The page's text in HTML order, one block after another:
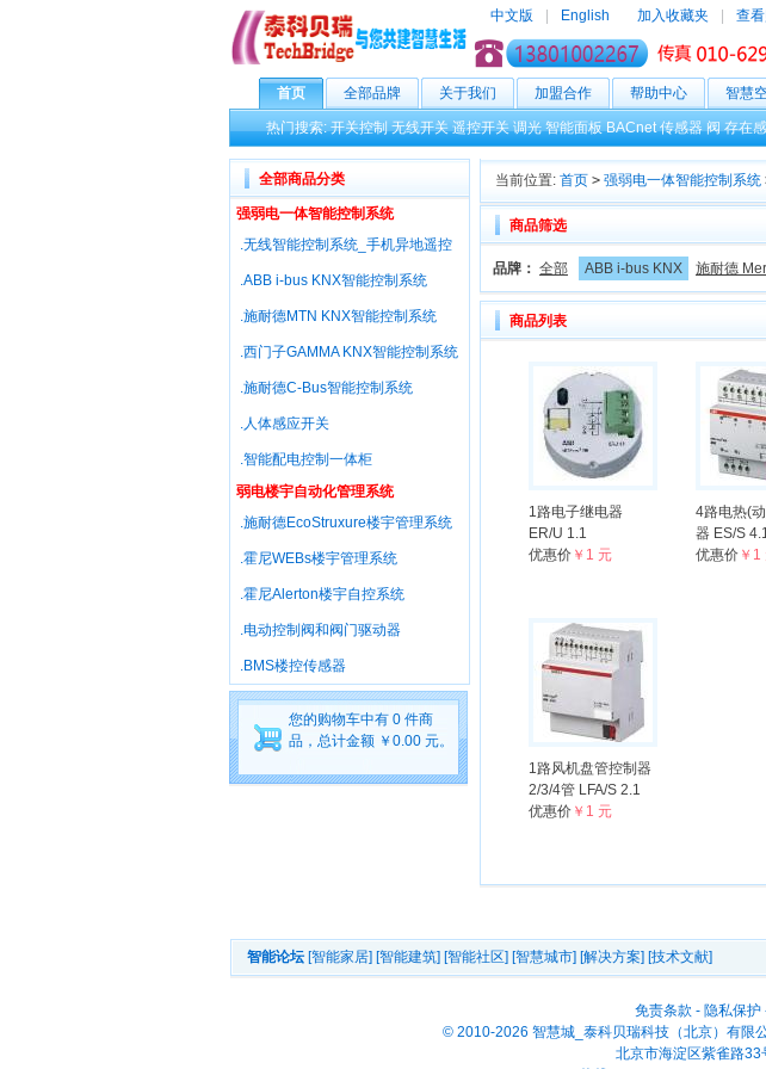
中文版 English 加入收藏夹 查
首页 全部品牌 关于我们 加盟合作 帮助中心 智慧
热门搜索:开关控制 无线开关 遥控开关 调光 智能面板 BACnet 传感器 阀 存在
全部商品分类
强弱电一体智能控制系统
.无线智能控制系统_手机异地遥控
.ABB i-bus KNX智能控制系统
.施耐德MTN KNX智能控制系统
.西门子GAMMA KNX智能控制系统
.施耐德C-Bus智能控制系统
.人体感应开关
.智能配电控制一体柜
弱电楼宇自动化管理系统
.施耐德EcoStruxure楼宇管理系统
.霍尼WEBs楼宇管理系统
.霍尼Alerton楼宇自控系统
.电动控制阀和阀门驱动器
.BMS楼控传感器
您的购物车中有 0 件商
品，总计金额 ￥0.00 元。
当前位置: 首页 > 强弱电一体智能控制系统
商品筛选
品牌： 全部 ABB i-bus KNX 施耐德
商品列表
1路电子继电器
ER/U 1.1
优惠价 ￥1 元
4路电热(
器 ES/S
优惠价 ￥1
1路风机盘管控制器
2/3/4管 LFA/S 2.1
优惠价 ￥1 元
智能论坛 [智能家居] [智能建筑] [智能社区] [智慧城市] [解决方案] [技术文献]
免责条款 - 隐私保护
© 2010-2026 智慧城_泰科贝瑞科技（北京）有限
北京市海淀区紫雀路